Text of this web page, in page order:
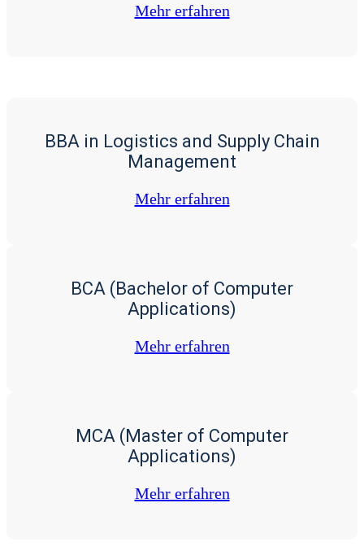
Mehr erfah­ren
BBA in Logistics and Supply Chain
Management
Mehr erfah­ren
BCA (Bachelor of Computer
Applications)
Mehr erfah­ren
MCA (Master of Computer
Applications)
Mehr erfah­ren